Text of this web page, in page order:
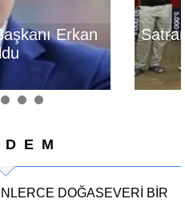
Satrançta
DOĞASEVERI BIR